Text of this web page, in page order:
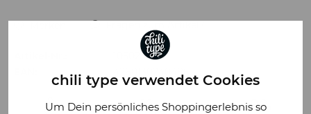
chili type verwendet Cookies
Um Dein persönliches Shoppingerlebnis so
Fragen zum Artikel?
105023